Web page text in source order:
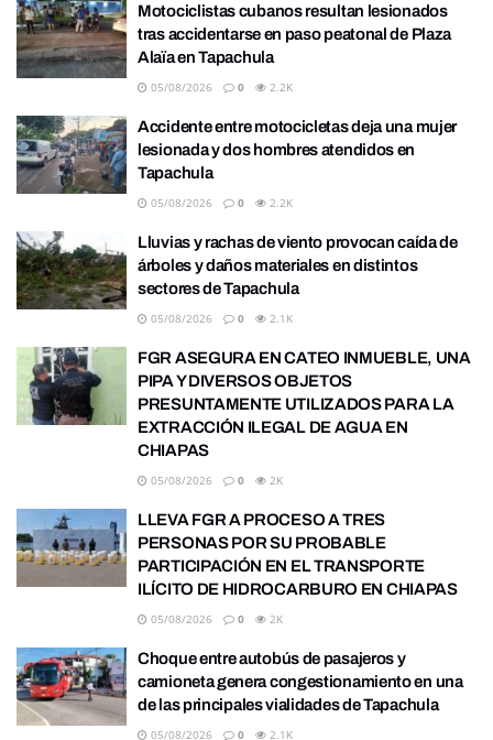
Motociclistas cubanos resultan lesionados
tras accidentarse en paso peatonal de Plaza
Alaïa en Tapachula
05/08/2026 0 2.2K
Accidente entre motocicletas deja una mujer
lesionada y dos hombres atendidos en
Tapachula
05/08/2026 0 2.2K
Lluvias y rachas de viento provocan caída de
árboles y daños materiales en distintos
sectores de Tapachula
05/08/2026 0 2.1K
FGR ASEGURA EN CATEO INMUEBLE, UNA
PIPA Y DIVERSOS OBJETOS
PRESUNTAMENTE UTILIZADOS PARA LA
EXTRACCIÓN ILEGAL DE AGUA EN
CHIAPAS
05/08/2026 0 2K
LLEVA FGR A PROCESO A TRES
PERSONAS POR SU PROBABLE
PARTICIPACIÓN EN EL TRANSPORTE
ILÍCITO DE HIDROCARBURO EN CHIAPAS
05/08/2026 0 2K
Choque entre autobús de pasajeros y
camioneta genera congestionamiento en una
de las principales vialidades de Tapachula
05/08/2026 0 2.1K